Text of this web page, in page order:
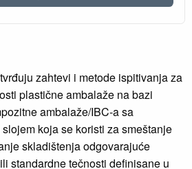
zahtevi i metode ispitivanja za
plastične ambalaže na bazi
ambalaže/IBC-a sa
koja se koristi za smeštanje
skladištenja odgovarajuće
standardne tečnosti definisane u